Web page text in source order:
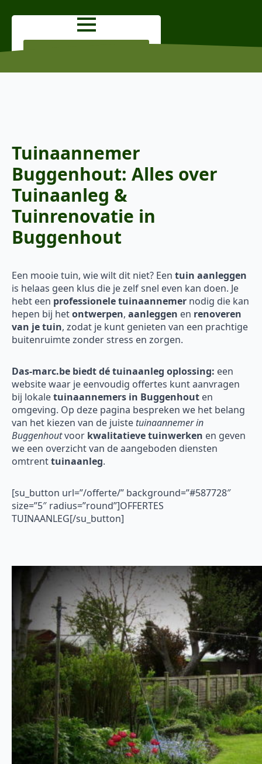
Tuinaannemer
Buggenhout: Alles over
Tuinaanleg &
Tuinrenovatie in
Buggenhout
Een mooie tuin, wie wilt dit niet? Een tuin aanleggen
is helaas geen klus die je zelf snel even kan doen. Je
hebt een professionele tuinaannemer nodig die kan
hepen bij hetontwerpen, aanleggen en renoveren
van je tuin, zodat je kunt genieten van een prachtige
buitenruimte zonder stress en zorgen.
Das-marc.be biedt dé tuinaanleg oplossing: een
website waar je eenvoudig offertes kunt aanvragen
bij lokaletuinaannemers in Buggenhout en
omgeving. Op deze pagina bespreken we het belang
van het kiezen van de juiste tuinaannemer in
Buggenhoutvoor kwalitatieve tuinwerken en geven
we een overzicht van de aangeboden diensten
omtrenttuinaanleg.
[su_button url=”/offerte/” background=”#587728″
size=”5″ radius=”round”]OFFERTES
TUINAANLEG[/su_button]